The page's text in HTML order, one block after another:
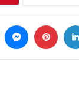
لينكدإن